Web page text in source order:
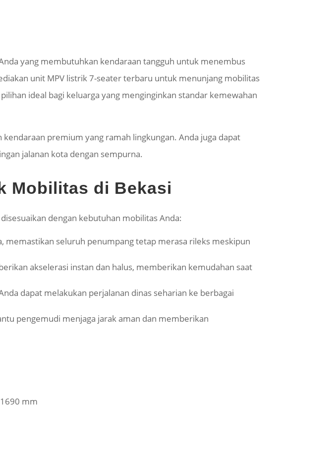
yang membutuhkan kendaraan tangguh untuk menembus
unit MPV listrik 7-seater terbaru untuk menunjang mobilitas
ideal bagi keluarga yang menginginkan standar kemewahan
premium yang ramah lingkungan. Anda juga dapat
jalanan kota dengan sempurna.
Mobilitas di Bekasi
dengan kebutuhan mobilitas Anda:
memastikan seluruh penumpang tetap merasa rileks meskipun
akselerasi instan dan halus, memberikan kemudahan saat
dapat melakukan perjalanan dinas seharian ke berbagai
pengemudi menjaga jarak aman dan memberikan
mm